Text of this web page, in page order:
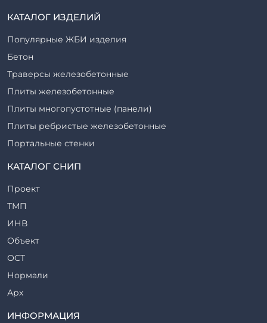
КАТАЛОГ ИЗДЕЛИЙ
Популярные ЖБИ изделия
Бетон
Траверсы железобетонные
Плиты железобетонные
Плиты многопустотные (панели)
Плиты ребристые железобетонные
Портальные стенки
Прогоны железобетонные
Ригели железобетонные
Сваи железобетонные
Стеновые блоки
Стойки железобетонные
Столбы железобетонные
Закладные детали
Трубы железобетонные
Утяжелители железобетонные
КАТАЛОГ СНИП
Проект
ТМП
ИНВ
Объект
ОСТ
Нормали
Арх
ТР
ИНФОРМАЦИЯ